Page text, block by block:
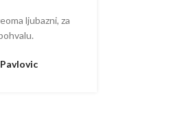
ljubazni, za